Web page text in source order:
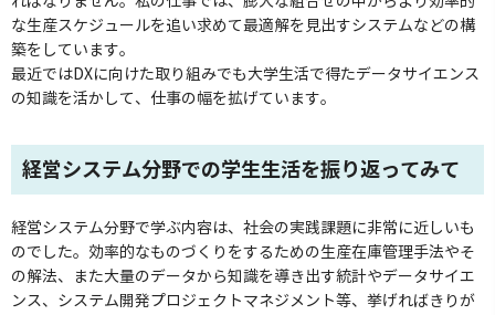
な生産スケジュールを追い求めて最適解を見出すシステムなどの構
築をしています。
最近ではDXに向けた取り組みでも大学生活で得たデータサイエンス
の知識を活かして、仕事の幅を拡げています。
経営システム分野での学生生活を振り返ってみて
経営システム分野で学ぶ内容は、社会の実践課題に非常に近しいも
のでした。効率的なものづくりをするための生産在庫管理手法やそ
の解法、また大量のデータから知識を導き出す統計やデータサイエ
ンス、システム開発プロジェクトマネジメント等、挙げればきりが